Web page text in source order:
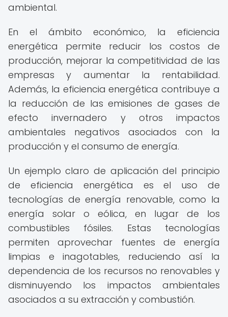
ambiental.
En el ámbito económico, la eficiencia
energética permite reducir los costos de
producción, mejorar la competitividad de las
empresas y aumentar la rentabilidad.
Además, la eficiencia energética contribuye a
la reducción de las emisiones de gases de
efecto invernadero y otros impactos
ambientales negativos asociados con la
producción y el consumo de energía.
Un ejemplo claro de aplicación del principio
de eficiencia energética es el uso de
tecnologías de energía renovable, como la
energía solar o eólica, en lugar de los
combustibles fósiles. Estas tecnologías
permiten aprovechar fuentes de energía
limpias e inagotables, reduciendo así la
dependencia de los recursos no renovables y
disminuyendo los impactos ambientales
asociados a su extracción y combustión.